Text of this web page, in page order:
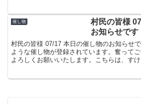
催し物
村民の皆様
お知らせです
村民の皆様 07/17 本日の催し物のお知らせ
ような催し物が登録されています。奮って
よろしくお願いいたします。こちらは、す